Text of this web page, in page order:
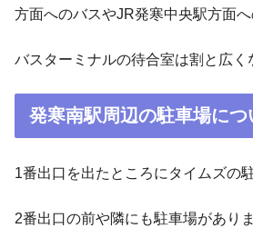
方面へのバスやJR発寒中央駅方面へ
バスターミナルの待合室は割と広く
発寒南駅周辺の駐車場につ
1番出口を出たところにタイムズの
2番出口の前や隣にも駐車場がありま